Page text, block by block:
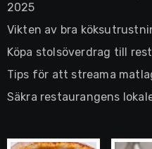
2025
Vikten av bra
Köpa stolsöverdrag till
Tips för att streama
Säkra restaurangens